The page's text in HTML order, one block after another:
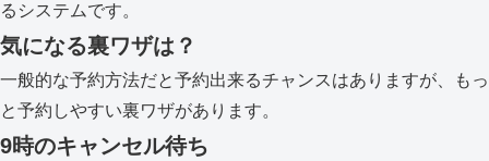
るシステムです。
気になる裏ワザは？
一般的な予約方法だと予約出来るチャンスはありますが、もっ
と予約しやすい裏ワザがあります。
9時のキャンセル待ち